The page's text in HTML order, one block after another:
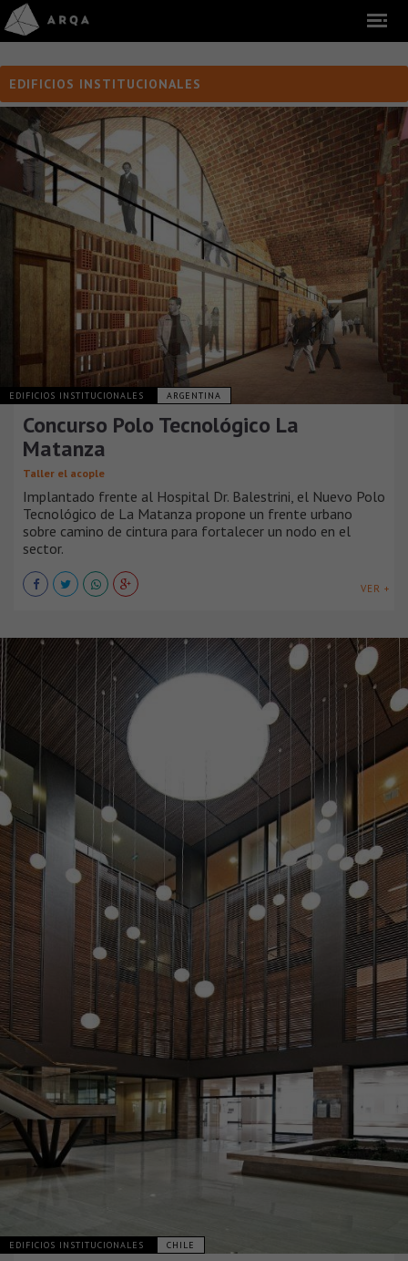
EDIFICIOS INSTITUCIONALES
EDIFICIOS INSTITUCIONALES ARGENTINA
Concurso Polo Tecnológico La
Matanza
Taller el acople
Implantado frente al Hospital Dr. Balestrini, el Nuevo Polo
Tecnológico de La Matanza propone un frente urbano
sobre camino de cintura para fortalecer un nodo en el
sector.
VER +
EDIFICIOS INSTITUCIONALES CHILE